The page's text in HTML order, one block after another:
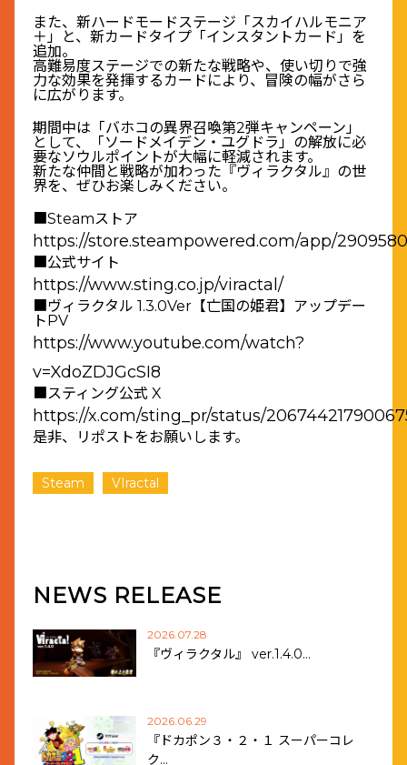
また、新ハードモードステージ「スカイハルモニア
＋」と、新カードタイプ「インスタントカード」を
追加。
高難易度ステージでの新たな戦略や、使い切りで強
力な効果を発揮するカードにより、冒険の幅がさら
に広がります。
期間中は「バホコの異界召喚第2弾キャンペーン」
として、「ソードメイデン・ユグドラ」の解放に必
要なソウルポイントが大幅に軽減されます。
新たな仲間と戦略が加わった『ヴィラクタル』の世
界を、ぜひお楽しみください。
■Steamストア
https://store.steampowered.com/app/
■公式サイト
https://www.sting.co.jp/viractal/
■ヴィラクタル 1.3.0Ver【亡国の姫君】アップデー
トPV
https://www.youtube.com/watch?
v=XdoZDJGcSI8
■スティング公式 X
https://x.com/sting_pr/status/
是非、リポストをお願いします。
Steam VIractal
NEWS RELEASE
2026.07.28
『ヴィラクタル』 ver.1.4.0…
2026.06.29
『ドカポン３・２・１ スーパーコレ
ク…